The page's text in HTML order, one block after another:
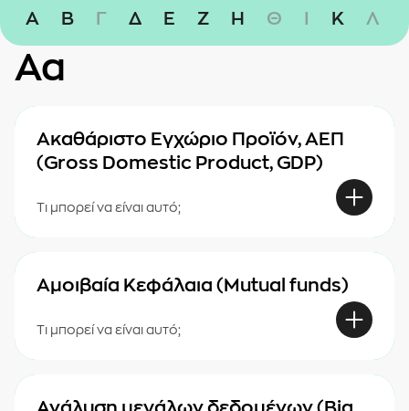
Α Β Γ Δ Ε Ζ Η Θ Κ Λ
Αα
Ακαθάριστο Εγχώριο Προϊόν, ΑΕΠ
(Gross Domestic Product, GDP)
Τι μπορεί να είναι αυτό;
Αμοιβαία Κεφάλαια (Mutual funds)
Τι μπορεί να είναι αυτό;